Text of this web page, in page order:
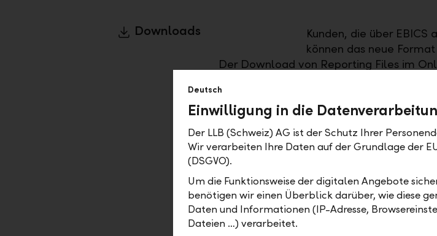
Downloads
Kunden, die über EBICS
können das neue
Der Download von Reporting Files im
Technische Information
Für Kontoauszüge (MT940 / MT942)
Management Meldungen (camt)
Kontoauszüge im SWIFT- oder PDF-
Die neuen ISO-20022-Meldungen
Deutsch
Einwilligung in die
Der LLB (Schweiz) AG ist der Schutz Ihrer
Wir verarbeiten Ihre Daten auf der Grundlage der
(DSGVO).
Um die Funktionsweise der digitalen Angebote
benötigen wir einen Überblick darüber, wie diese
Daten und Informationen (IP-Adresse,
Dateien …) verarbeitet.